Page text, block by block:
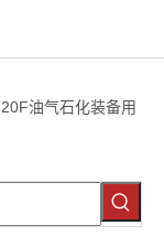
油气石化装备用